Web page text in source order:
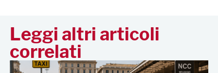
Leggi altri articoli
correlati